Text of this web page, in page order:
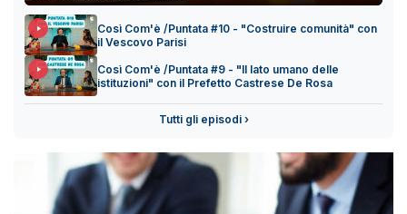
Così Com'è /Puntata #10 - "Costruire comunità" con
il Vescovo Parisi
Così Com'è /Puntata #9 - "Il lato umano delle
istituzioni" con il Prefetto Castrese De Rosa
Tutti gli episodi ›